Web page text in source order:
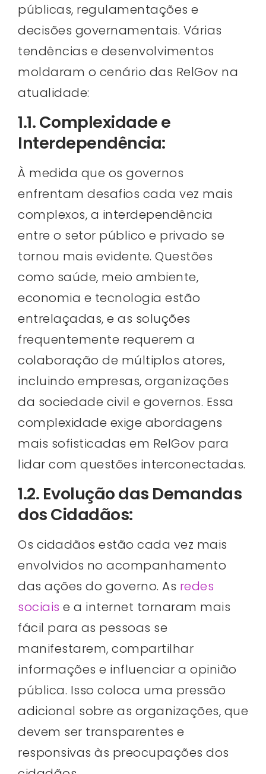
públicas, regulamentações e
decisões governamentais. Várias
tendências e desenvolvimentos
moldaram o cenário das RelGov na
atualidade:
1.1. Complexidade e
Interdependência:
À medida que os governos
enfrentam desafios cada vez mais
complexos, a interdependência
entre o setor público e privado se
tornou mais evidente. Questões
como saúde, meio ambiente,
economia e tecnologia estão
entrelaçadas, e as soluções
frequentemente requerem a
colaboração de múltiplos atores,
incluindo empresas, organizações
da sociedade civil e governos. Essa
complexidade exige abordagens
mais sofisticadas em RelGov para
lidar com questões interconectadas.
1.2. Evolução das Demandas
dos Cidadãos:
Os cidadãos estão cada vez mais
envolvidos no acompanhamento
das ações do governo. As redes
sociais e a internet tornaram mais
fácil para as pessoas se
manifestarem, compartilhar
informações e influenciar a opinião
pública. Isso coloca uma pressão
adicional sobre as organizações, que
devem ser transparentes e
responsivas às preocupações dos